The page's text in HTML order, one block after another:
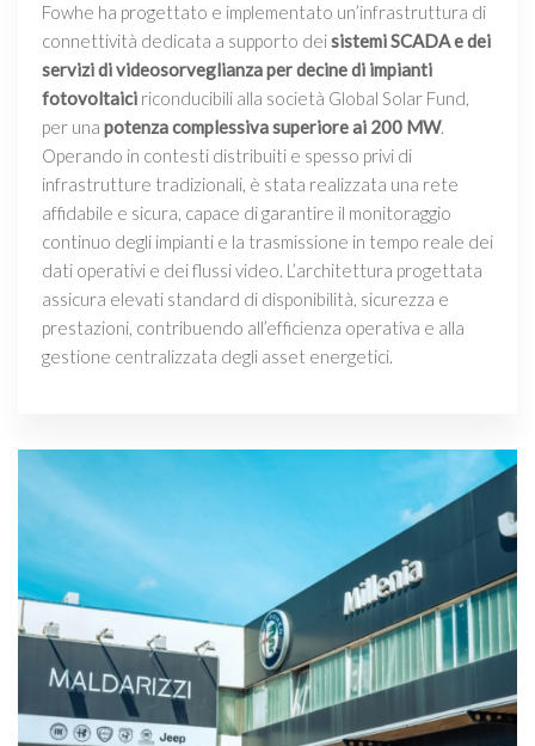
Fowhe ha progettato e implementato un’infrastruttura di
connettività dedicata a supporto deisistemi SCADA e dei
servizi di videosorveglianza per decine di impianti
fotovoltaici riconducibili alla società Global Solar Fund,
per una potenza complessiva superiore ai 200 MW.
Operando in contesti distribuiti e spesso privi di
infrastrutture tradizionali, è stata realizzata una rete
affidabile e sicura, capace di garantire il monitoraggio
continuo degli impianti e la trasmissione in tempo reale dei
dati operativi e dei flussi video. L’architettura progettata
assicura elevati standard di disponibilità, sicurezza e
prestazioni, contribuendo all’efficienza operativa e alla
gestione centralizzata degli asset energetici.